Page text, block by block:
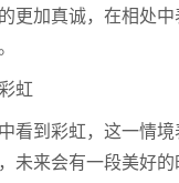
更加真诚，在相处
虹
看到彩虹，这一情
未来会有一段美好